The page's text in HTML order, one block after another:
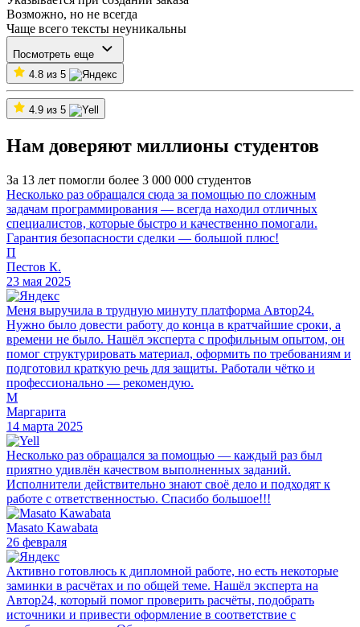
Возможно, но не всегда
Чаще всего тексты неуникальны
Посмотреть еще
4.8 из 5
4.9 из 5
Нам доверяют миллионы студентов
За 13 лет помогли более 3 000 000 студентов
Несколько раз обращался сюда за помощью по сложным
задачам программирования — всегда находил отличных
специалистов, которые быстро и качественно помогали.
Гарантия безопасности сделки — большой плюс!
П
Пестов К.
23 мая 2025
Меня выручила в трудную минуту платформа Автор24.
Нужно было довести работу до конца в кратчайшие сроки, а
времени не было. Нашёл эксперта с профильным опытом, он
помог структурировать материал, оформить по требованиям и
подготовил краткую речь для защиты. Работали чётко и
профессионально — рекомендую.
М
Маргарита
14 марта 2025
Несколько раз обращался за помощью — каждый раз был
приятно удивлён качеством выполненных заданий.
Исполнители действительно знают своё дело и подходят к
работе с ответственностью. Спасибо большое!!!
Masato Kawabata
26 февраля
Активно готовлюсь к дипломной работе, но есть некоторые
заминки в расчётах и по общей теме. Нашёл эксперта на
Автор24, который помог проверить расчёты, подобрать
источники и привести оформление в соответствие с